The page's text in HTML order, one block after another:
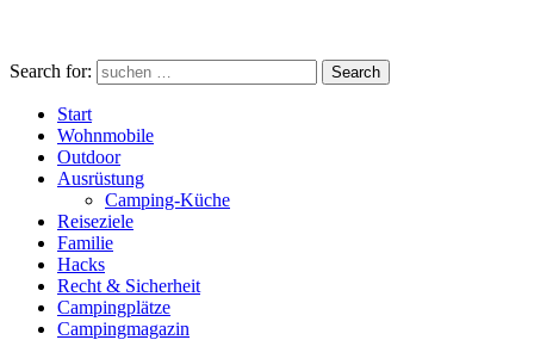
Search for: Search
Start
Wohnmobile
Outdoor
Ausrüstung
Camping-Küche
Reiseziele
Familie
Hacks
Recht & Sicherheit
Campingplätze
Campingmagazin